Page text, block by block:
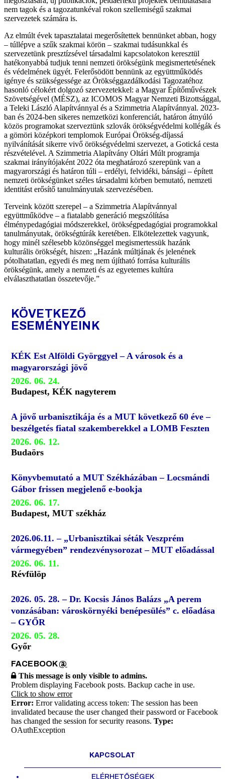
nem tagok és a tagozatunkéval rokon szellemiségű szakmai
szervezetek számára is.
Az elmúlt évek tapasztalatai megerősítettek bennünket abban, hogy
– túllépve a szűk szakmai körön – szakmai tudásunkkal és
szervezetünk presztízsével társadalmi kapcsolatokon keresztül
hatékonyabbá tudjuk tenni nemzeti örökségünk megismertetésének
és védelmének ügyét. Felerősödött bennünk az együttműködés
igénye és szükségessége az Örökséggazdálkodási Tagozatéhoz
hasonló célokért dolgozó szervezetekkel: a Magyar Építőművészek
Szövetségével (MÉSZ), az ICOMOS Magyar Nemzeti Bizottsággal,
a Teleki László Alapítvánnyal és a Szimmetria Alapítvánnyal. 2023-
ban és 2024-ben sikeres nemzetközi konferenciát, határon átnyúló
közös programokat szerveztünk szlovák örökségvédelmi kollégák és
a gömöri középkori templomok Európai Örökség-díjassá
nyilvánítását sikerre vivő örökségvédelmi szervezet, a Gotická cesta
részvételével. A Szimmetria Alapítvány Oltári Múlt programja
szakmai irányítójaként 2022 óta meghatározó szerepünk van a
magyarországi és határon túli – erdélyi, felvidéki, bánsági – épített
nemzeti örökségünket széles társadalmi körben bemutató, nemzeti
identitást erősítő tanulmányutak szervezésében.
Terveink között szerepel – a Szimmetria Alapítvánnyal
együttműködve – a fiatalabb generáció megszólítása
élménypedagógiai módszerekkel, örökségpedagógiai programokkal
tanulmányutak, örökségtúrák keretében. Elkötelezettek vagyunk,
hogy minél szélesebb közönséggel megismertessük hazánk
kulturális örökségét, hiszen: „Hazánk múltjának és jelenének
pótolhatatlan, egyedi és meg nem újítható forrása kulturális
örökségünk, amely a nemzeti és az egyetemes kultúra
elválaszthatatlan összetevője.”
KÖVETKEZŐ
ESEMÉNYEINK
KÉK Est Alföldi Györggyel – A városok és a
magyarországi jövő
2026. 06. 24.
Budapest, KÉK nagyterem
A jövő urbanisztikája és a MUT következő 60 éve –
beszélgetés fiatal szakemberekkel a LOMB Feszten
2026. 06. 12.
Budaörs
Könyvbemutató a MUT Székházában – Locsmándi
Gábor frissen megjelenő e-bookja
2026. 06. 17.
Budapest, MUT székház
2026.06.11. – „Urbanisztikai séták Veszprém
vármegyében” rendezvénysorozat – MUT előadással
2026. 06. 11.
Révfülöp
2026. 05. 28. – Dr. Kocsis János Balázs „A perem
vonzásában: városkörnyéki benépesülés” c. előadása
– GYŐR
2026. 05. 28.
Győr
FACEBOOK@
This message is only visible to admins.
Problem displaying Facebook posts. Backup cache in use.
Click to show error
Error: Error validating access token: The session has been
invalidated because the user changed their password or Facebook
has changed the session for security reasons. Type:
OAuthException
KAPCSOLAT
ELÉRHETŐSÉGEK